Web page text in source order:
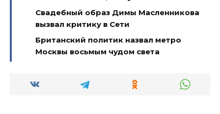
Свадебный образ Димы Масленникова
вызвал критику в Сети
Британский политик назвал метро
Москвы восьмым чудом света